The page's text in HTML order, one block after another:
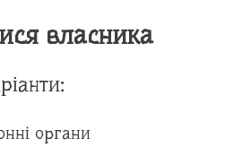
власника
органи